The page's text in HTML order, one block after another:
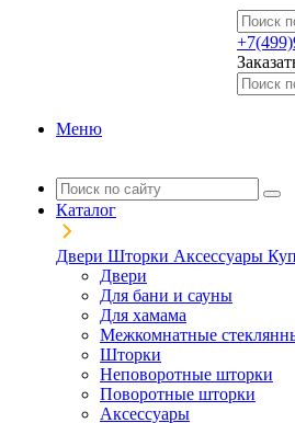
Меню
Каталог
Двери Шторки Аксессуары
Двери
Для бани и сауны
Для хамама
Межкомнатные
Шторки
Неповоротные шторки
Поворотные шторки
Аксессуары